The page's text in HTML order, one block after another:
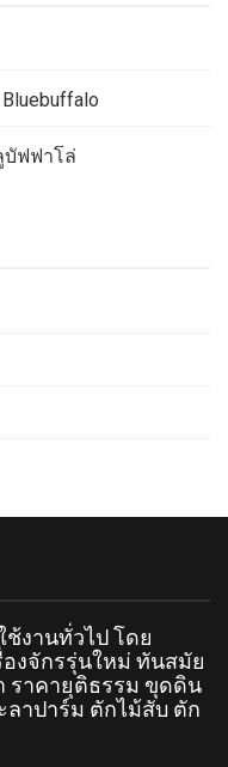
บัฟฟาโล่
ช้งานทั่วไป โดย
องจักรรุ่นใหม่ ทันสมัย
ราคายุติธรรม ขุดดิน
าปาร์ม ตักไม้สับ ตัก